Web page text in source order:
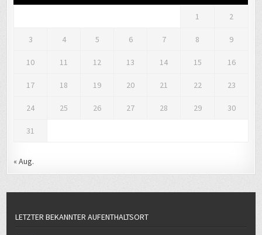
1 2
3 4 5 6 7 8 9
10 11 12 13 14 15 16
17 18 19 20 21 22 23
24 25 26 27 28 29 30
31
« Aug.
LETZTER BEKANNTER AUFENTHALTSORT